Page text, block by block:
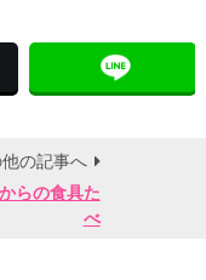
他の記事へ
らの食具た
べ